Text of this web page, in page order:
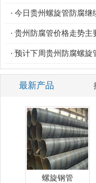
· 今日贵州螺旋管防腐继
· 贵州防腐管价格走势主
· 预计下周贵州防腐螺旋
最新产品
螺旋钢管